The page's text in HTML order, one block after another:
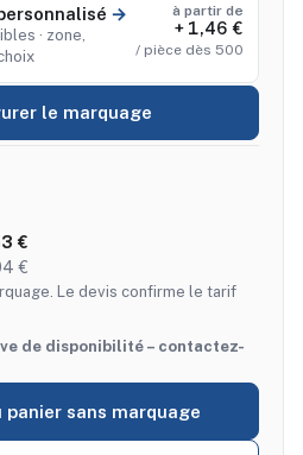
· zone,
à partir de
+ 1,46 €
/ pièce dès 500
le marquage
€
€
Le devis confirme le tarif
panier sans marquage
de disponibilité – contactez-